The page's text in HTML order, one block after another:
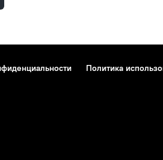
Политика